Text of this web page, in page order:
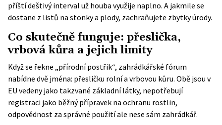
příští deštivý interval už houba využije naplno. A jakmile se
dostane z listů na stonky a plody, zachraňujete zbytky úrody.
Co skutečně funguje: přeslička,
vrbová kůra a jejich limity
Když se řekne „přírodní postřik“, zahrádkářské fórum
nabídne dvě jména: přesličku rolní a vrbovou kůru. Obě jsou v
EU vedeny jako takzvané základní látky, nepotřebují
registraci jako běžný přípravek na ochranu rostlin,
odpovědnost za správné použití ale nese sám zahrádkář.